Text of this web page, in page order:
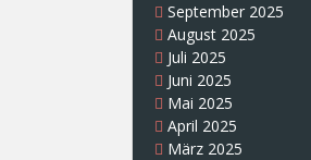
September 2025
August 2025
Juli 2025
Juni 2025
Mai 2025
April 2025
März 2025